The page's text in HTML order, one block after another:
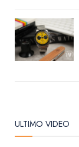
ULTIMO VIDEO